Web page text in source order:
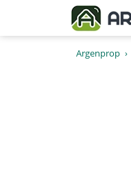
Argenprop